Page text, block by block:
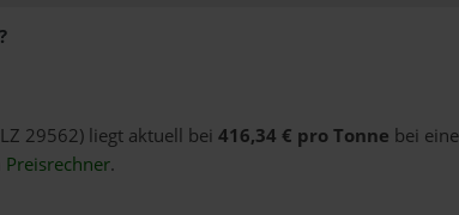
29562) liegt aktuell bei 416,34 € pro Tonne bei
Preisrechner.